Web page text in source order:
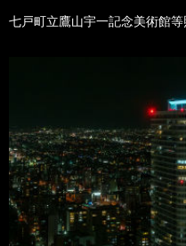
七戸町立鷹山宇一記念美術館